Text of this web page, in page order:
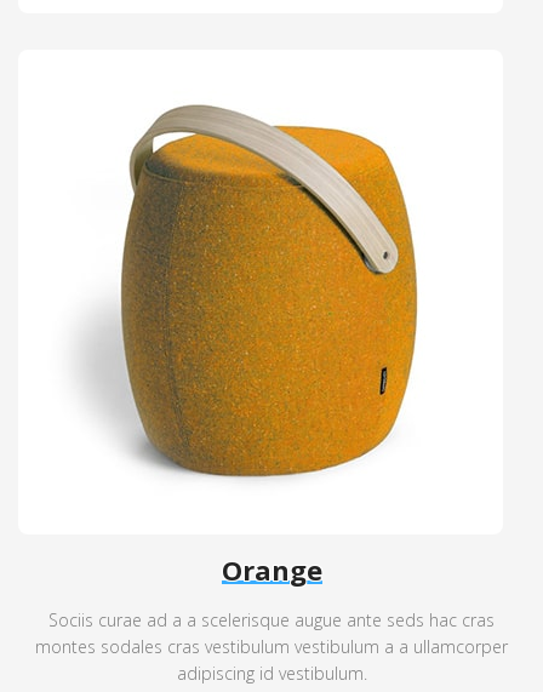
Orange
Sociis curae ad a a scelerisque augue ante seds hac cras
montes sodales cras vestibulum vestibulum a a ullamcorper
adipiscing id vestibulum.